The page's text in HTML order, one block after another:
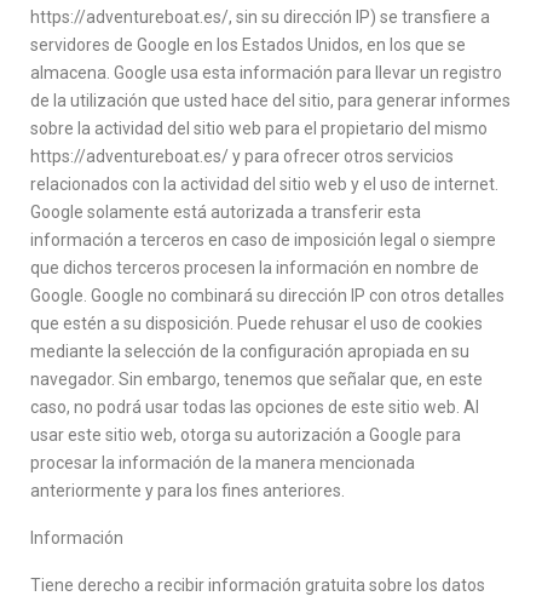
https://adventureboat.es/, sin su dirección IP) se transfiere a
servidores de Google en los Estados Unidos, en los que se
almacena. Google usa esta información para llevar un registro
de la utilización que usted hace del sitio, para generar informes
sobre la actividad del sitio web para el propietario del mismo
https://adventureboat.es/ y para ofrecer otros servicios
relacionados con la actividad del sitio web y el uso de internet.
Google solamente está autorizada a transferir esta
información a terceros en caso de imposición legal o siempre
que dichos terceros procesen la información en nombre de
Google. Google no combinará su dirección IP con otros detalles
que estén a su disposición. Puede rehusar el uso de cookies
mediante la selección de la configuración apropiada en su
navegador. Sin embargo, tenemos que señalar que, en este
caso, no podrá usar todas las opciones de este sitio web. Al
usar este sitio web, otorga su autorización a Google para
procesar la información de la manera mencionada
anteriormente y para los fines anteriores.
Información
Tiene derecho a recibir información gratuita sobre los datos